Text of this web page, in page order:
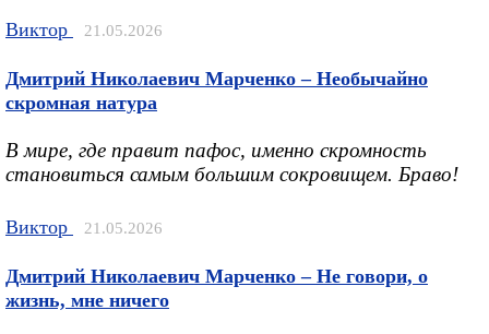
Виктор 21.05.2026
Дмитрий Николаевич Марченко – Необычайно
скромная натура
В мире, где правит пафос, именно скромность
становиться самым большим сокровищем. Браво!
Виктор 21.05.2026
Дмитрий Николаевич Марченко – Не говори, о
жизнь, мне ничего